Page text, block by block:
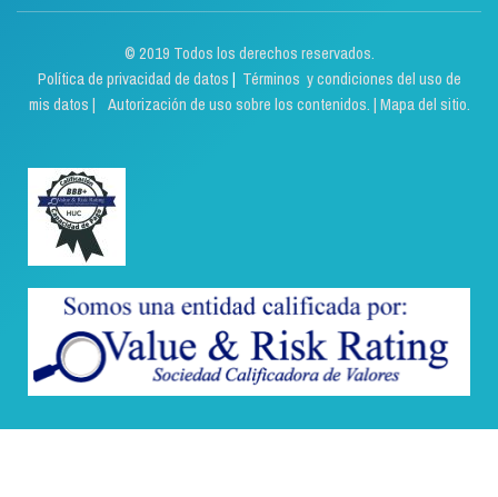
© 2019 Todos los derechos reservados.
Política de privacidad de datos | Términos y condiciones del uso de
mis datos | Autorización de uso sobre los contenidos. | Mapa del sitio.